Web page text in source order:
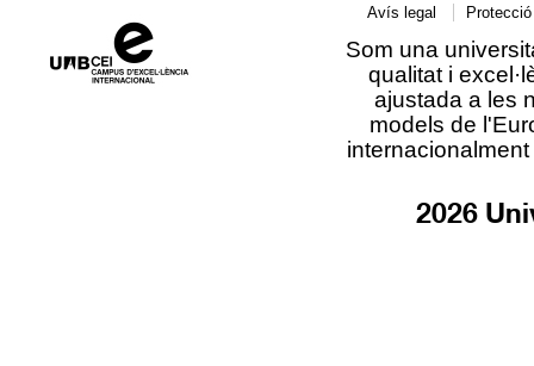
Avís legal
Som una
qualitat i
ajustada a les
models de
2026